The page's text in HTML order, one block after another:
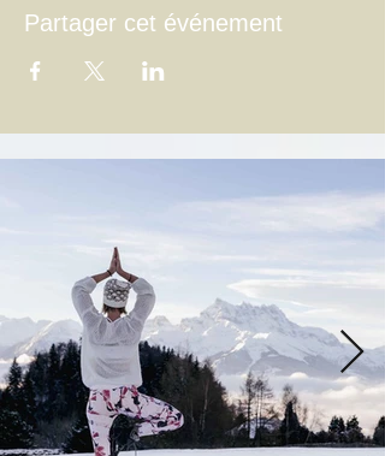
Partager cet événement